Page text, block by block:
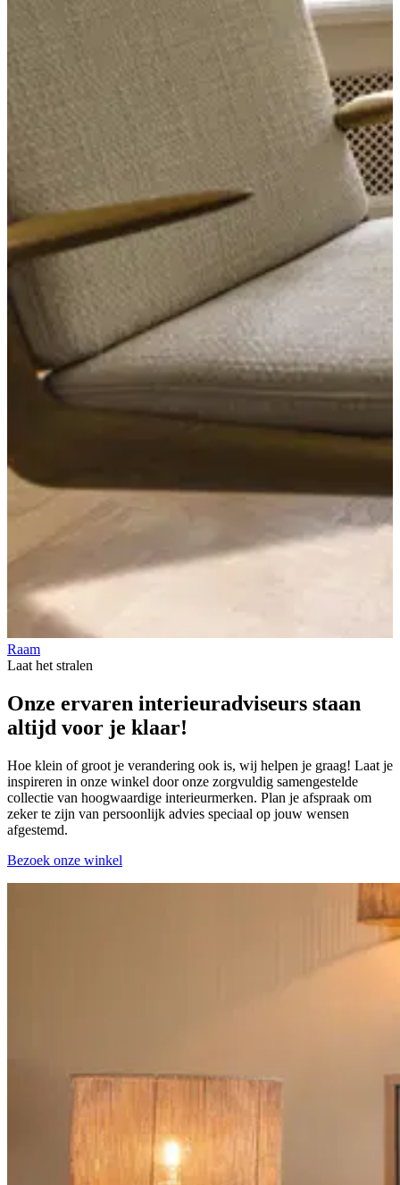
Raam
Laat het stralen
Onze ervaren interieuradviseurs staan
altijd voor je klaar!
Hoe klein of groot je verandering ook is, wij helpen je graag! Laat je
inspireren in onze winkel door onze zorgvuldig samengestelde
collectie van hoogwaardige interieurmerken. Plan je afspraak om
zeker te zijn van persoonlijk advies speciaal op jouw wensen
afgestemd.
Bezoek onze winkel